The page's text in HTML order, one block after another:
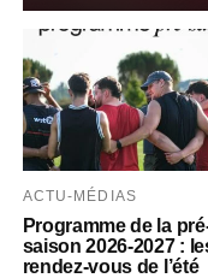
ACTU-MÉDIAS
Programme de la
saison 2026-2027 :
rendez-vous de l’été